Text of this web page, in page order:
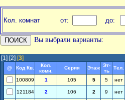
Кол. комнат от: до:
Вы выбрали варианты:
[1] [2] [3]
@ Код Кв.
Кол.
комн.
Серия Этаж Эт-
ть
Тел.
100809
1 105 5 5 нет
121184 2 106 2 9 нет